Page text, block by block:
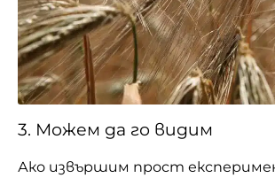
3. Можем да го видим
Ако извършим прост